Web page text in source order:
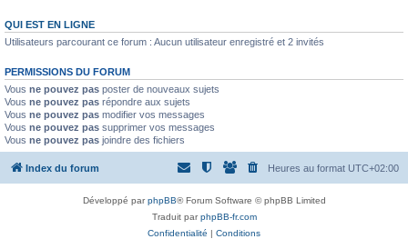
QUI EST EN LIGNE
Utilisateurs parcourant ce forum : Aucun utilisateur enregistré et 2 invités
PERMISSIONS DU FORUM
Vous ne pouvez pas poster de nouveaux sujets
Vous ne pouvez pas répondre aux sujets
Vous ne pouvez pas modifier vos messages
Vous ne pouvez pas supprimer vos messages
Vous ne pouvez pas joindre des fichiers
Index du forum Heures au format UTC+02:00
Développé parphpBB® Forum Software © phpBB Limited
Traduit parphpBB-fr.com
Confidentialité | Conditions